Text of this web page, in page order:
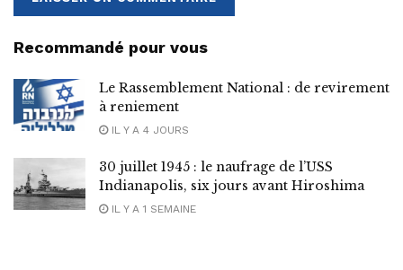
Recommandé pour vous
Le Rassemblement National : de revirement
à reniement
IL Y A 4 JOURS
30 juillet 1945 : le naufrage de l’USS
Indianapolis, six jours avant Hiroshima
IL Y A 1 SEMAINE